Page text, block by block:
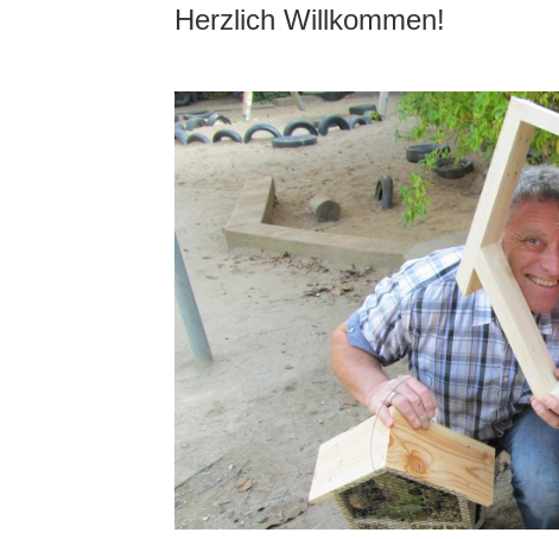
Herzlich Willkommen!